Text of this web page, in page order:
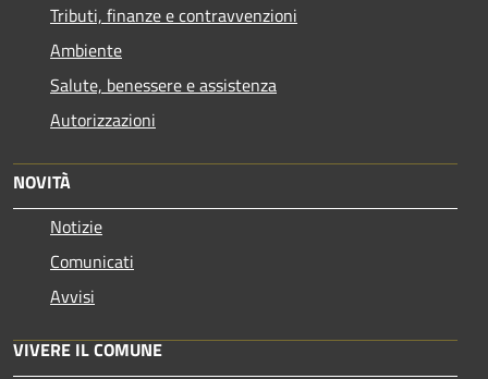
Tributi, finanze e contravvenzioni
Ambiente
Salute, benessere e assistenza
Autorizzazioni
NOVITÀ
Notizie
Comunicati
Avvisi
VIVERE IL COMUNE